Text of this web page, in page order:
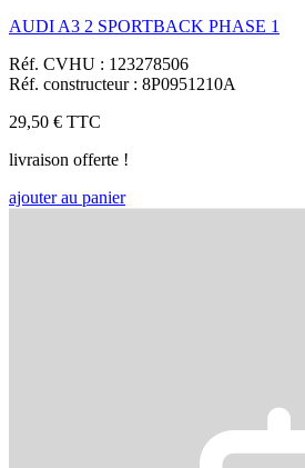
AUDI A3 2 SPORTBACK PHASE 1
Réf. CVHU : 123278506
Réf. constructeur : 8P0951210A
29,50 € TTC
livraison offerte !
ajouter au panier